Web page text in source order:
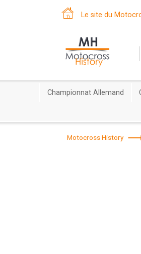
Le site du
Championnat Allemand
Motocross History